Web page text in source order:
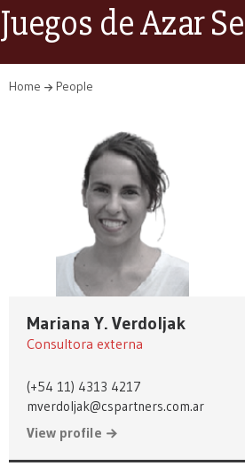
Juegos de Azar
Home People
Mariana Y. Verdoljak
Consultora externa
(+54 11) 4313 4217
mverdoljak@cspartners.com.ar
View profile